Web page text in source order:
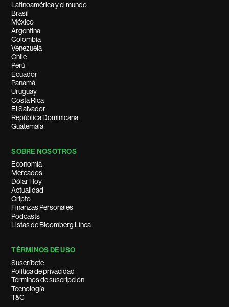
Latinoamérica y el mundo
Brasil
México
Argentina
Colombia
Venezuela
Chile
Perú
Ecuador
Panamá
Uruguay
Costa Rica
El Salvador
República Dominicana
Guatemala
SOBRE NOSOTROS
Economía
Mercados
Dólar Hoy
Actualidad
Cripto
Finanzas Personales
Podcasts
Listas de Bloomberg Línea
TÉRMINOS DE USO
Suscríbete
Política de privacidad
Términos de suscripción
Tecnología
T&C